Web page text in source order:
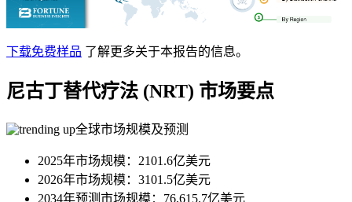
下载免费样品 了解更多关于本报告的信息。
尼古丁替代疗法 (NRT) 市场要点
全球市场规模及预测
2025年市场规模：2101.6亿美元
2026年市场规模：3101.5亿美元
2034年预测市场规模：76,615.7亿美元